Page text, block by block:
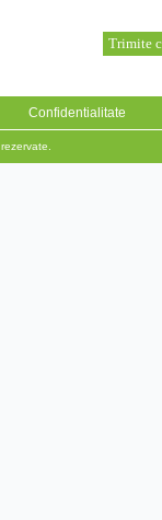
Confidentialitate